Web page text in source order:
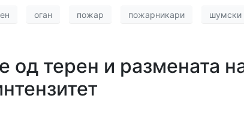
оган пожар пожарникари шумски
од терен и размената